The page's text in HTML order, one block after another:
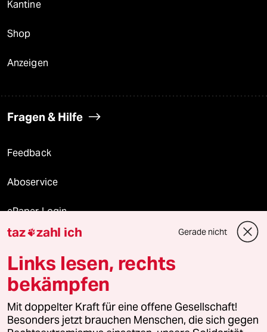
Kantine
Shop
Anzeigen
Fragen & Hilfe
Feedback
Aboservice
ePaper Login
Downloads für Abonnierende
© 2026 taz Verlags und Vertriebs GmbH
Alle Rechte vorbehalten. Bei rechtlichen Fragen oder für Genehmigungen
wenden Sie sich bitte an
lizenzen@taz.de
taz zahl ich Gerade nicht
Links lesen, rechts
bekämpfen
Mit doppelter Kraft für eine offene Gesellschaft!
Besonders jetzt brauchen Menschen, die sich gegen